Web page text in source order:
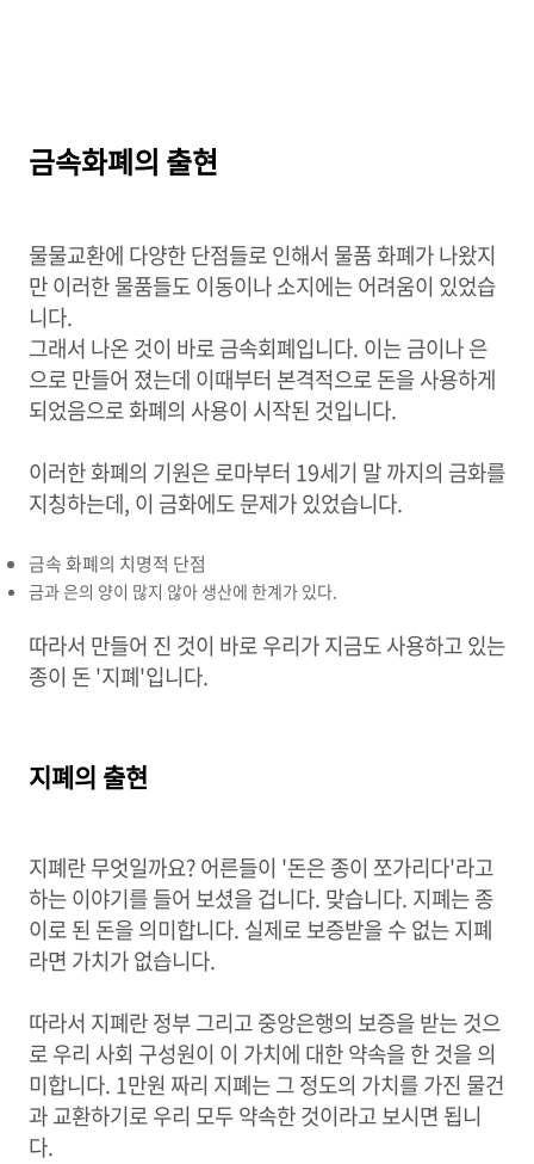
금속화폐의 출현
물물교환에 다양한 단점들로 인해서 물품 화폐가 나왔지
만 이러한 물품들도 이동이나 소지에는 어려움이 있었습
니다.
그래서 나온 것이 바로 금속회폐입니다. 이는 금이나 은
으로 만들어 졌는데 이때부터 본격적으로 돈을 사용하게
되었음으로 화폐의 사용이 시작된 것입니다.
이러한 화폐의 기원은 로마부터 19세기 말 까지의 금화를
지칭하는데, 이 금화에도 문제가 있었습니다.
금속 화폐의 치명적 단점
금과 은의 양이 많지 않아 생산에 한계가 있다.
따라서 만들어 진 것이 바로 우리가 지금도 사용하고 있는
종이 돈 '지폐'입니다.
지폐의 출현
지폐란 무엇일까요? 어른들이 '돈은 종이 쪼가리다'라고
하는 이야기를 들어 보셨을 겁니다. 맞습니다. 지폐는 종
이로 된 돈을 의미합니다. 실제로 보증받을 수 없는 지폐
라면 가치가 없습니다.
따라서 지폐란 정부 그리고 중앙은행의 보증을 받는 것으
로 우리 사회 구성원이 이 가치에 대한 약속을 한 것을 의
미합니다. 1만원 짜리 지폐는 그 정도의 가치를 가진 물건
과 교환하기로 우리 모두 약속한 것이라고 보시면 됩니
다.